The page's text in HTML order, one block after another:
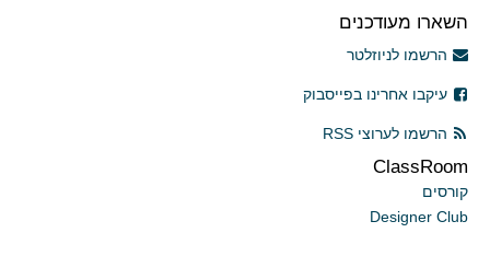
השארו מעודכנים
הרשמו לניוזלטר
עיקבו אחרינו בפייסבוק
הרשמו לערוצי RSS
ClassRoom
קורסים
Designer Club